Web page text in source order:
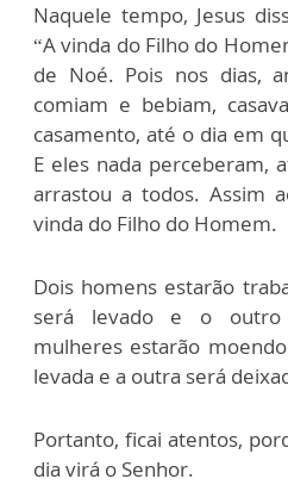
Naquele tempo, Jesus
“A vinda do Filho do
de Noé. Pois nos dias,
comiam e bebiam,
casamento, até o dia em
E eles nada perceberam,
arrastou a todos. Assim
vinda do Filho do Homem.
Dois homens estarão
será levado e o outro
mulheres estarão
levada e a outra será
Portanto, ficai atentos,
dia virá o Senhor.